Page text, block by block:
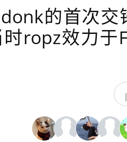
的首次交
ropz效力于